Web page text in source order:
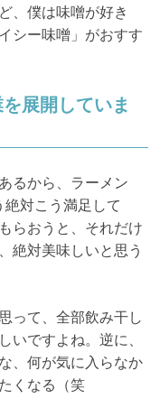
、僕は味噌が好き
シー味噌」がおすす
展開していま
るから、ラーメン
対こう満足して
らおうと、それだけ
絶対美味しいと思う
って、全部飲み干し
いですよね。逆に、
、何が気に入らなか
くなる（笑